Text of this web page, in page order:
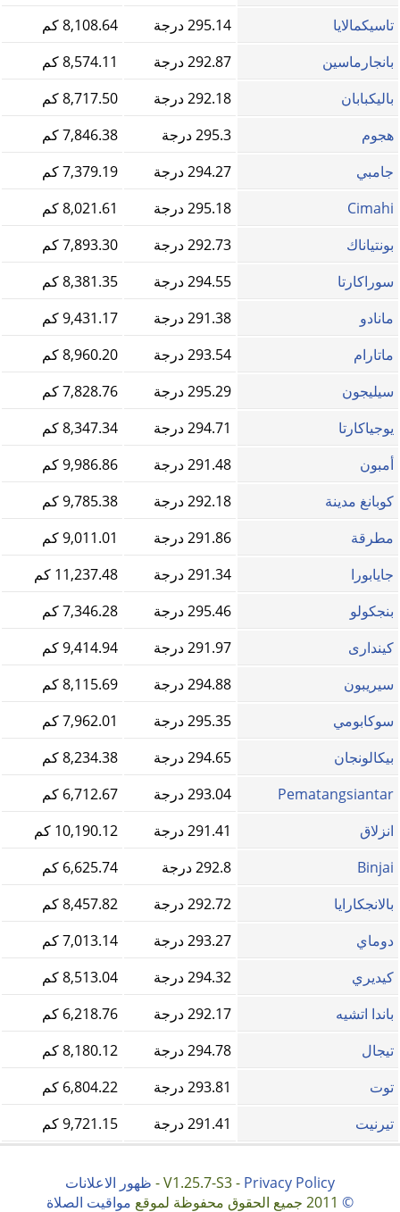
تاسيكمالايا
295.14 درجة
8,108.64 كم
بانجارماسين
292.87 درجة
8,574.11 كم
باليكبابان
292.18 درجة
8,717.50 كم
هجوم
295.3 درجة
7,846.38 كم
جامبي
294.27 درجة
7,379.19 كم
Cimahi
295.18 درجة
8,021.61 كم
بونتياناك
292.73 درجة
7,893.30 كم
سوراكارتا
294.55 درجة
8,381.35 كم
مانادو
291.38 درجة
9,431.17 كم
ماتارام
293.54 درجة
8,960.20 كم
سيليجون
295.29 درجة
7,828.76 كم
يوجياكارتا
294.71 درجة
8,347.34 كم
أمبون
291.48 درجة
9,986.86 كم
كوبانغ مدينة
292.18 درجة
9,785.38 كم
مطرقة
291.86 درجة
9,011.01 كم
جايابورا
291.34 درجة
11,237.48 كم
بنجكولو
295.46 درجة
7,346.28 كم
كيندارى
291.97 درجة
9,414.94 كم
سيريبون
294.88 درجة
8,115.69 كم
سوكابومي
295.35 درجة
7,962.01 كم
بيكالونجان
294.65 درجة
8,234.38 كم
Pematangsiantar
293.04 درجة
6,712.67 كم
انزلاق
291.41 درجة
10,190.12 كم
Binjai
292.8 درجة
6,625.74 كم
بالانجكارايا
292.72 درجة
8,457.82 كم
دوماي
293.27 درجة
7,013.14 كم
كيديري
294.32 درجة
8,513.04 كم
باندا اتشيه
292.17 درجة
6,218.76 كم
تيجال
294.78 درجة
8,180.12 كم
توت
293.81 درجة
6,804.22 كم
تيرنيت
291.41 درجة 9,721.15 كم
V1.25.7-S3 - Privacy Policy
- ظهور الاعلانات
©
مواقيت الصلاة